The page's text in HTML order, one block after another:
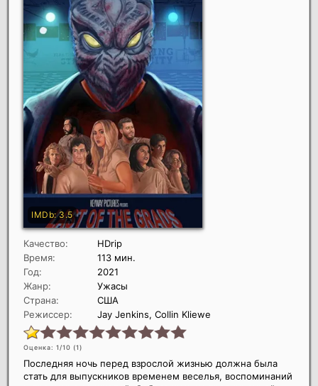
Качество:
HDrip
Время:
113 мин.
Год:
2021
Жанр:
Ужасы
Страна:
США
Режиссер:
Jay Jenkins, Collin Kliewe
Оценка: 1/10 (1)
Последняя ночь перед взрослой жизнью должна была
стать для выпускников временем веселья, воспоминаний